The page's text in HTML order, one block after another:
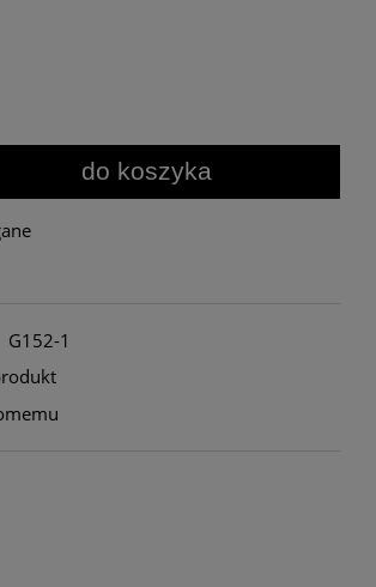
do koszyka
G152-1